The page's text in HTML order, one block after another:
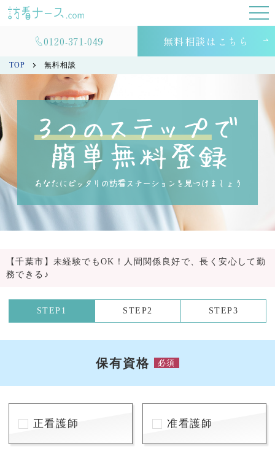
0120-371-049 無料相談はこちら
TOP 無料相談
【千葉市】未経験でもOK！人間関係良好で、長く安心して勤
務できる♪
STEP1 STEP2 STEP3
保有資格 必須
正看護師 准看護師